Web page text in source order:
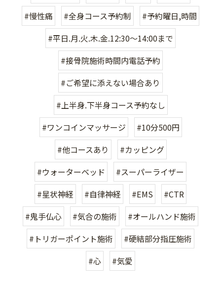
#慢性痛
#全身コース予約制
#予約曜日,時間
#平日.月.火.木.金.12:30〜14:00まで
#接骨院施術時間内電話予約
#ご希望に添えない場合あり
#上半身.下半身コース予約なし
#ワンコインマッサージ
#10分500円
#他コースあり
#カッピング
#ウォーターベッド
#スーパーライザー
#星状神経
#自律神経 #EMS
#CTR
#鬼手仏心
#気合の施術
#オールハンド施術
#トリガーポイント施術
#硬結部分指圧施術
#心
#気愛